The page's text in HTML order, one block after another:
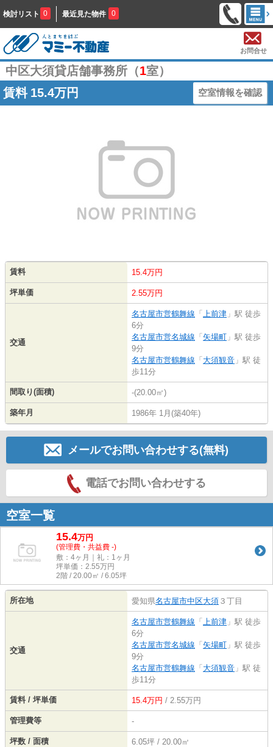
検討リスト 0 最近見た物件 0
お問合せ
中区大須貸店舗事務所（1室）
賃料 15.4万円 空室情報を確認
賃料 15.4万円
坪単価 2.55万円
交通
名古屋市営鶴舞線 「 上前津 」駅 徒歩
6分
名古屋市営名城線 「 矢場町 」駅 徒歩
9分
名古屋市営鶴舞線 「 大須観音 」駅 徒
歩11分
間取り(面積) -(20.00㎡)
築年月 1986年 1月(築40年)
メールでお問い合わせする(無料)
電話でお問い合わせする
空室一覧
15.4万円
(管理費・共益費 -)
敷：4ヶ月｜礼：1ヶ月
坪単価： 2.55万円
2階 / 20.00㎡ / 6.05坪
所在地 愛知県名古屋市中区大須 ３丁目
交通
名古屋市営鶴舞線 「 上前津 」駅 徒歩
6分
名古屋市営名城線 「 矢場町 」駅 徒歩
9分
名古屋市営鶴舞線 「 大須観音 」駅 徒
歩11分
賃料 / 坪単価 15.4万円 / 2.55万円
管理費等 -
坪数 / 面積 6.05坪 / 20.00㎡